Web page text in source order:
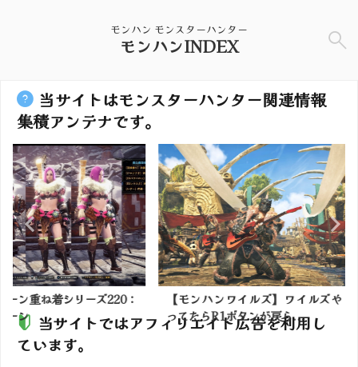
モンハン モンスターハンター
モンハンINDEX
当サイトはモンスターハンター関連情報
集積アンテナです。
ーズ220：
【モンハンワイルズ】ワイルズや
ってたらR1ボタンが戻ら...
【モンハ
今作って集
当サイトではアフィリエイト広告を利用し
ています。